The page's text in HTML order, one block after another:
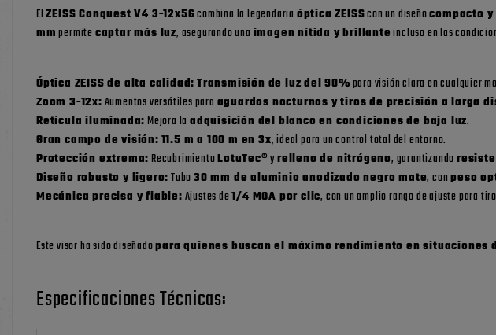
ElZEISS Conquest V4 3-12x56combina la legendaria óptica ZEISScon un diseñocompacto
mmpermitecaptar más luz, asegurando una imagen nítida y brillanteincluso en las
Óptica ZEISS de alta calidad:Transmisión de luz del 90%para visión clara en cualquier
Zoom 3-12x:Aumentos versátiles para aguardos nocturnos y tiros de precisión a larga
Retícula iluminada: Mejora laadquisición del blanco en condiciones de baja luz.
Gran campo de visión:11.5 m a 100 m en 3x, ideal para un control total del entorno.
Protección extrema: RecubrimientoLotuTec®yrelleno de nitrógeno, garantizando
Diseño robusto y ligero:Tubo30 mm de aluminio anodizado negro mate, conpeso
Mecánica precisa y fiable:Ajustes de1/4 MOA por clic, con un amplio rango de ajuste para
Este visor ha sido diseñadopara quienes buscan el máximo rendimiento en situaciones
Especificaciones Técnicas: